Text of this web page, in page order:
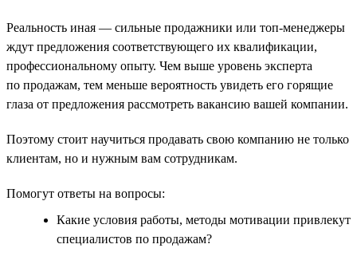
Реальность иная — сильные продажники или топ-менеджеры
ждут предложения соответствующего их квалификации,
профессиональному опыту. Чем выше уровень эксперта
по продажам, тем меньше вероятность увидеть его горящие
глаза от предложения рассмотреть вакансию вашей компании.
Поэтому стоит научиться продавать свою компанию не только
клиентам, но и нужным вам сотрудникам.
Помогут ответы на вопросы:
Какие условия работы, методы мотивации привлекут
специалистов по продажам?